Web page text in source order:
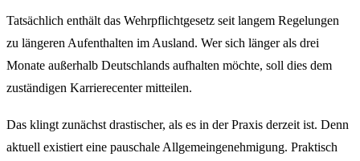
Tatsächlich enthält das Wehrpflichtgesetz seit langem Regelungen
zu längeren Aufenthalten im Ausland. Wer sich länger als drei
Monate außerhalb Deutschlands aufhalten möchte, soll dies dem
zuständigen Karrierecenter mitteilen.
Das klingt zunächst drastischer, als es in der Praxis derzeit ist. Denn
aktuell existiert eine pauschale Allgemeingenehmigung. Praktisch